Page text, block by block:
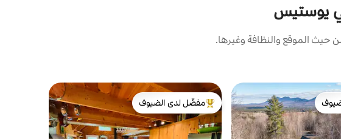
يوستيس
الموقع والنظافة وغيرها.
لدى الضيوف من أبرز البيوت المفضّلة لدى الضيوف
مفضّل لدى الضيوف